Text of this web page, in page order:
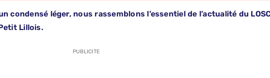
condensé léger, nous rassemblons l’essentiel de l’actualité du
Lillois.
PUBLICITE